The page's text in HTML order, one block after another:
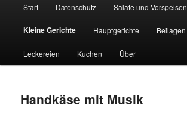
Start Datenschutz Salate und Vorspeisen
Kleine Gerichte Hauptgerichte Beilagen
Leckereien Kuchen Über
Handkäse mit Musik